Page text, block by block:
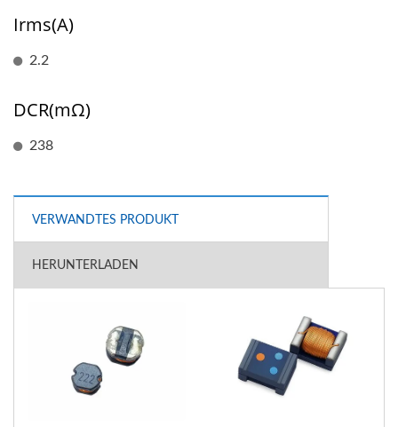
Irms(A)
2.2
DCR(mΩ)
238
VERWANDTES PRODUKT
HERUNTERLADEN